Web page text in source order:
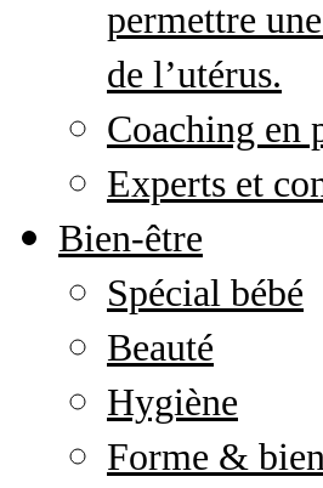
permettre
de l’utérus.
Coaching en
Experts et
Bien-être
Spécial bébé
Beauté
Hygiène
Forme &